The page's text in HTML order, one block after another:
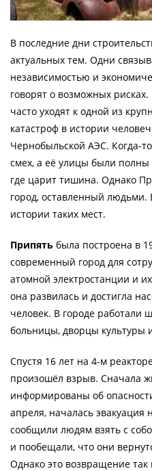
В последние дни
актуальных тем. Одни
независимостью и
говорят о возможных
часто уходят к одной из
катастроф в истории
Чернобыльской АЭС. Когда-
смех, а её улицы были полны
где царит тишина. Однако
город, оставленный людьми.
истории таких мест.
Припять была построена в
современный город для
атомной электростанции и
она развилась и достигла
человек. В городе работали
больницы, дворцы культуры
Спустя 16 лет на 4-м
произошёл взрыв. Сначала
информированы об
апреля, началась эвакуация
сообщили людям взять с
и пообещали, что они
Однако это возвращение